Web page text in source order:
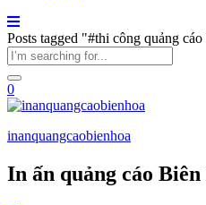
Posts tagged "#thi công quảng
0
inanquangcaobienhoa
In ấn quảng cáo Biên